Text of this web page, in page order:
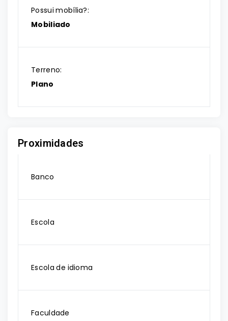
Possui mobília?:
Mobiliado
Terreno:
Plano
Proximidades
Banco
Escola
Escola de idioma
Faculdade